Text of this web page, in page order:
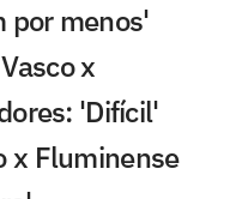
por menos'
x
'Difícil'
x Fluminense